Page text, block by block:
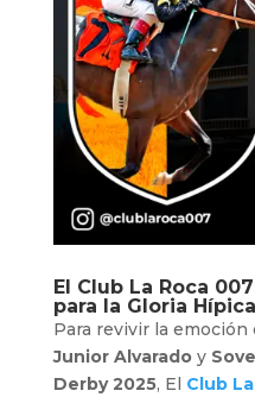
El Club La Roca 007
para la Gloria
Para revivir la
Junior Alvaradoy
Derby 2025, El Club